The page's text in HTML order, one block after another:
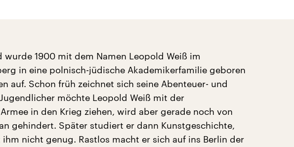
wurde 1900 mit dem Namen Leopold Weiß im
in eine polnisch-jüdische Akademikerfamilie geboren
auf. Schon früh zeichnet sich seine Abenteuer- und
möchte Leopold Weiß mit der
in den Krieg ziehen, wird aber gerade noch von
gehindert. Später studiert er dann Kunstgeschichte,
nicht genug. Rastlos macht er sich auf ins Berlin der